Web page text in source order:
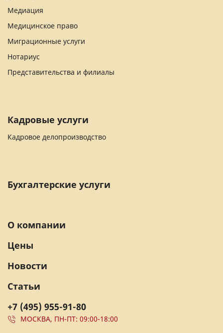
Медиация
Медицинское право
Миграционные услуги
Нотариус
Представительства и филиалы
Кадровые услуги
Кадровое делопроизводство
Бухгалтерские услуги
+7 (495) 955-91-80
МОСКВА, ПН-ПТ: 09:00-18:00
О компании
Цены
Новости
Статьи